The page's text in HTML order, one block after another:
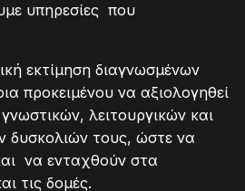
υπηρεσίες που
εκτίμηση διαγνωσμένων
προκειμένου να αξιολογηθεί
λειτουργικών και
δυσκολιών τους, ώστε να
να ενταχθούν στα
τις δομές.